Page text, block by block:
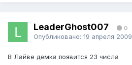
LeaderGhost007 0
Опубликовано: 19 апреля 2009
В Лайве демка появится 23 числа